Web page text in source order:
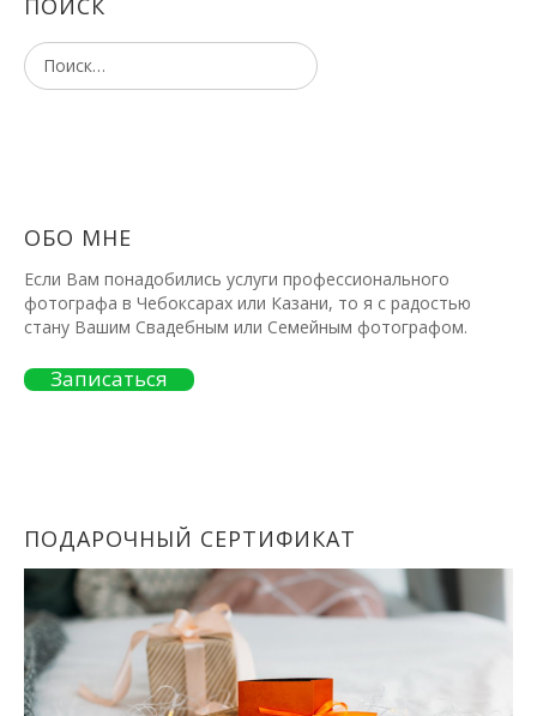
ПОИСК
ОБО МНЕ
Если Вам понадобились услуги профессионального
фотографа в Чебоксарах или Казани, то я с радостью
стану Вашим Свадебным или Семейным фотографом.
Записаться
ПОДАРОЧНЫЙ СЕРТИФИКАТ